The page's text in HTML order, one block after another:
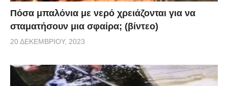
Πόσα μπαλόνια με νερό χρειάζονται για να
σταματήσουν μια σφαίρα; (βίντεο)
20 ΔΕΚΕΜΒΡΊΟΥ, 2023